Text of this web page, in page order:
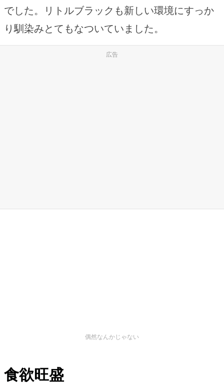
でした。リトルブラックも新しい環境にすっか
り馴染みとてもなついていました。
広告
偶然なんかじゃない
食欲旺盛